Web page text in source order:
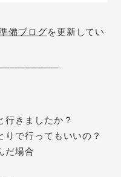
備ブログを更新してい
行きましたか？
で行ってもいいの？
だ場合